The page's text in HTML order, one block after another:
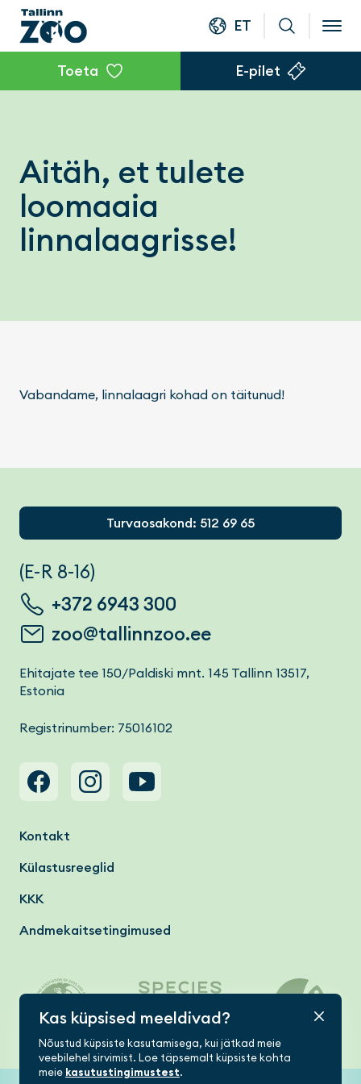
ET
Toeta E-pilet
Aitäh, et tulete
loomaaia
linnalaagrisse!
Vabandame, linnalaagri kohad on täitunud!
Turvaosakond: 512 69 65
(E-R 8-16)
+372 6943 300
zoo@tallinnzoo.ee
Ehitajate tee 150/Paldiski mnt. 145 Tallinn 13517,
Estonia
Registrinumber: 75016102
Footer menu
Kontakt
Külastusreeglid
KKK
Andmekaitsetingimused
Kas küpsised meeldivad?
Nõustud küpsiste kasutamisega, kui jätkad meie
veebilehel sirvimist. Loe täpsemalt küpsiste kohta
meie kasutustingimustest.